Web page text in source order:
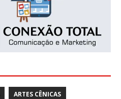
ARTES CÊNICAS